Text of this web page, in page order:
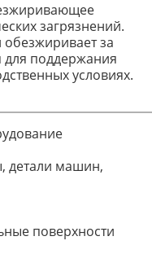
загрязнений.
за
для поддержания
условиях.
детали машин,
поверхности